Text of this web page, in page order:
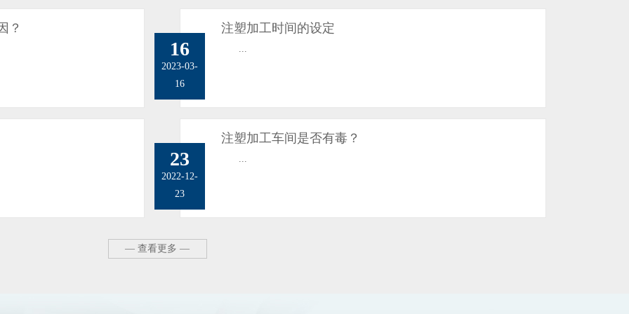
？
16
2023-03-
16
注塑加工时间的设定
23
2022-12-
23
注塑加工车间是否有毒？
— 查看更多 —